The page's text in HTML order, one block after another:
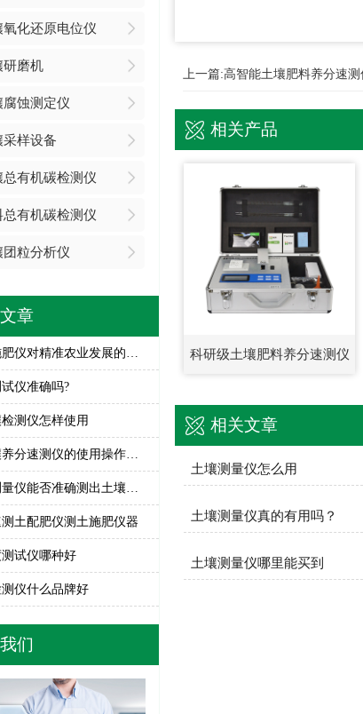
氧化还原电位仪
研磨机
腐蚀测定仪
采样设备
总有机碳检测仪
总有机碳检测仪
团粒分析仪
章
仪准确吗?
测仪怎样使用
便携式土壤养分速测仪的使用操作方法步骤
土配肥仪测土施肥仪器
试仪哪种好
仪什么品牌好
们
上一篇:高智能土壤肥料养分速
相关产品
科研级土壤肥料养分速测仪
相关文章
土壤测量仪怎么用
土壤测量仪真的有用吗？
土壤测量仪哪里能买到